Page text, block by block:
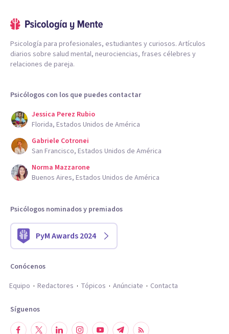
Psicología para profesionales, estudiantes y curiosos. Artículos
diarios sobre salud mental, neurociencias, frases célebres y
relaciones de pareja.
Psicólogos con los que puedes contactar
Jessica Perez Rubio
Florida, Estados Unidos de América
Gabriele Cotronei
San Francisco, Estados Unidos de América
Norma Mazzarone
Buenos Aires, Estados Unidos de América
Psicólogos nominados y premiados
PyM Awards 2024
Conócenos
Equipo
Redactores Tópicos Anúnciate Contacta
Síguenos